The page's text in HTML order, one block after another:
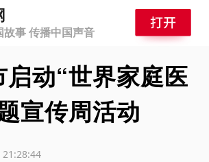
故事 传播中国声音
启动“世界家庭医
宣传周活动